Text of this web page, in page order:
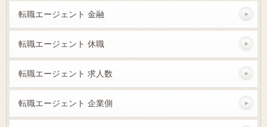
転職エージェント 金融
転職エージェント 休職
転職エージェント 求人数
転職エージェント 企業側